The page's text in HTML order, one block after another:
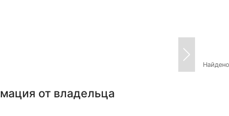
Найдено
от владельца